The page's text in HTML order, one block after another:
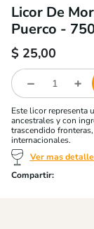
Licor De
Puerco -
$ 25,00
Este licor representa
ancestrales y con
trascendido
internacionales.
Ver mas